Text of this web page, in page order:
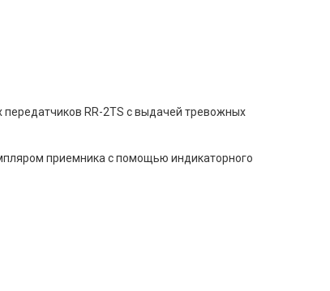
передатчиков RR-2TS с выдачей тревожных
приемника с помощью индикаторного